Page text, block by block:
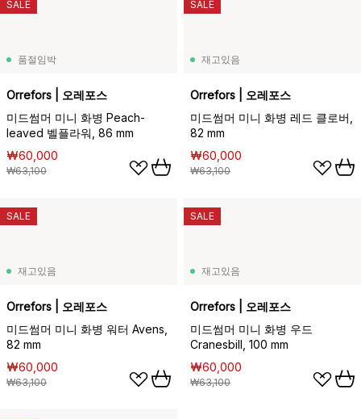
품절임박
Orrefors | 오레포스
미드썸머 미니 화병 Peach-
leaved 벨플라워, 86 mm
₩60,000
₩63,100
SALE
재고있음
Orrefors | 오레포스
미드썸머 미니 화병 레드 클로버,
82 mm
₩60,000
₩63,100
SALE
재고있음
Orrefors | 오레포스
미드썸머 미니 화병 워터 Avens,
82 mm
₩60,000
₩63,100
SALE
재고있음
Orrefors | 오레포스
미드썸머 미니 화병 우드
Cranesbill, 100 mm
₩60,000
₩63,100
SALE